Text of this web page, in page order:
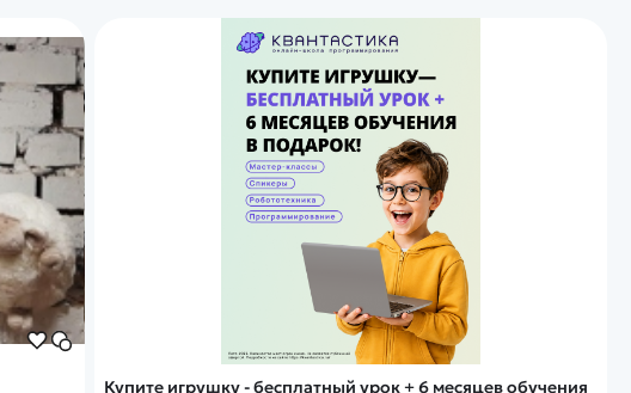
Купите игрушку - бесплатный урок + 6 месяцев обучения